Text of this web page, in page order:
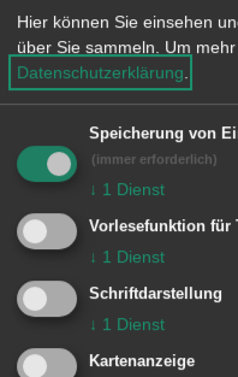
p
r
g
n
Anschrift
E-Mail:
Einrichtung
TSG
1899 e. V.
Hier können Sie einsehen
über Sie sammeln. Um
Datenschutzerklärung.
Speicherung von
(immer erforderlich)
↓ 1 Dienst
Vorlesefunktion für
↓ 1 Dienst
Schriftdarstellung
↓ 1 Dienst
Kartenanzeige